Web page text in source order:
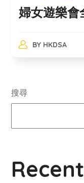
婦女遊樂會
BY HKDSA
搜尋